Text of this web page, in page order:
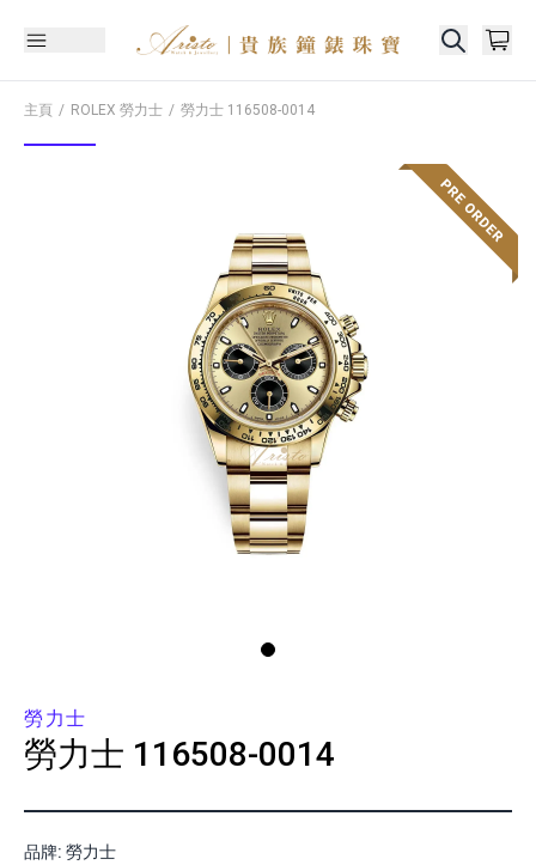
主頁 ROLEX 勞力士 勞力士 116508-0014
勞力士
勞力士 116508-0014
品牌: 勞力士